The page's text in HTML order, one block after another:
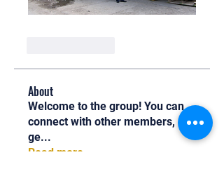
About
Welcome to the group! You can
connect with other members,
ge...
Read more